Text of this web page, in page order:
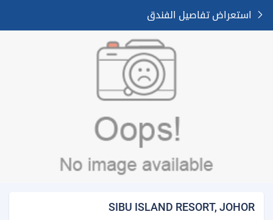
استعراض تفاصيل الفندق
SIBU ISLAND RESORT, JOHOR